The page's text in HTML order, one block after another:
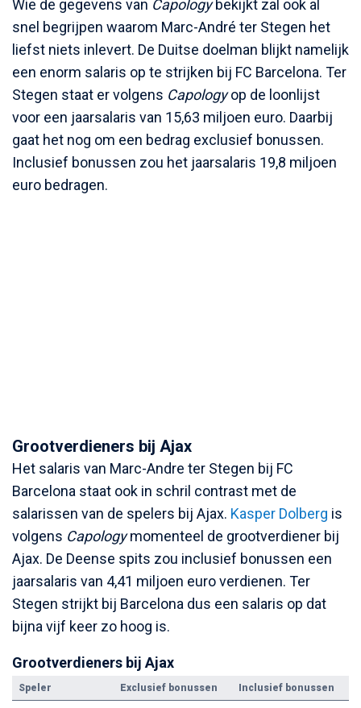
Wie de gegevens van Capologybekijkt zal ook al
snel begrijpen waarom Marc-André ter Stegen het
liefst niets inlevert. De Duitse doelman blijkt namelijk
een enorm salaris op te strijken bij FC Barcelona. Ter
Stegen staat er volgens Capologyop de loonlijst
voor een jaarsalaris van 15,63 miljoen euro. Daarbij
gaat het nog om een bedrag exclusief bonussen.
Inclusief bonussen zou het jaarsalaris 19,8 miljoen
euro bedragen.
Grootverdieners bij Ajax
Het salaris van Marc-Andre ter Stegen bij FC
Barcelona staat ook in schril contrast met de
salarissen van de spelers bij Ajax. Kasper Dolberg is
volgens Capologymomenteel de grootverdiener bij
Ajax. De Deense spits zou inclusief bonussen een
jaarsalaris van 4,41 miljoen euro verdienen. Ter
Stegen strijkt bij Barcelona dus een salaris op dat
bijna vijf keer zo hoog is.
Grootverdieners bij Ajax
Speler Exclusief bonussen Inclusief bonussen